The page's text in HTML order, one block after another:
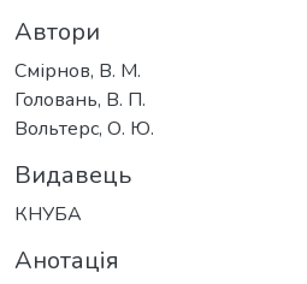
Автори
Смірнов, В. М.
Головань, В. П.
Вольтерс, О. Ю.
Видавець
КНУБА
Анотація